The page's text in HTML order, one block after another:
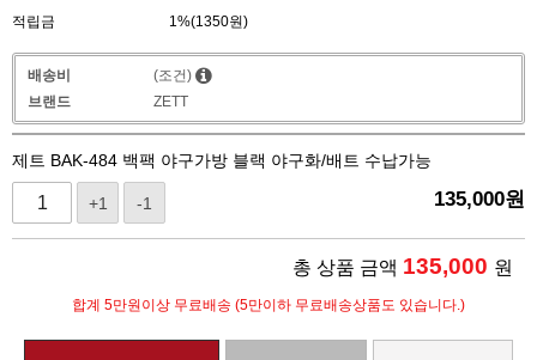
적립금 1%(1350원)
배송비
(조건)
브랜드
ZETT
제트 BAK-484 백팩 야구가방 블랙 야구화/배트 수납가능
+1 -1 135,000원
총 상품 금액 135,000 원
합계 5만원이상 무료배송 (5만이하 무료배송상품도 있습니다.)